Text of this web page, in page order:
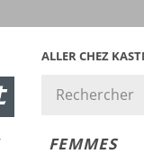
ALLER CHEZ
FEMMES